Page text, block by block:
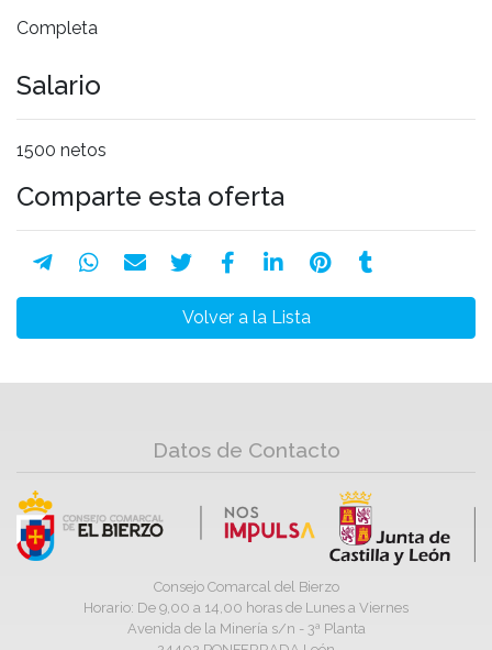
Completa
Salario
1500 netos
Comparte esta oferta
Volver a la Lista
Datos de Contacto
Consejo Comarcal del Bierzo
Horario: De 9,00 a 14,00 horas de Lunes a Viernes
Avenida de la Minería s/n - 3ª Planta